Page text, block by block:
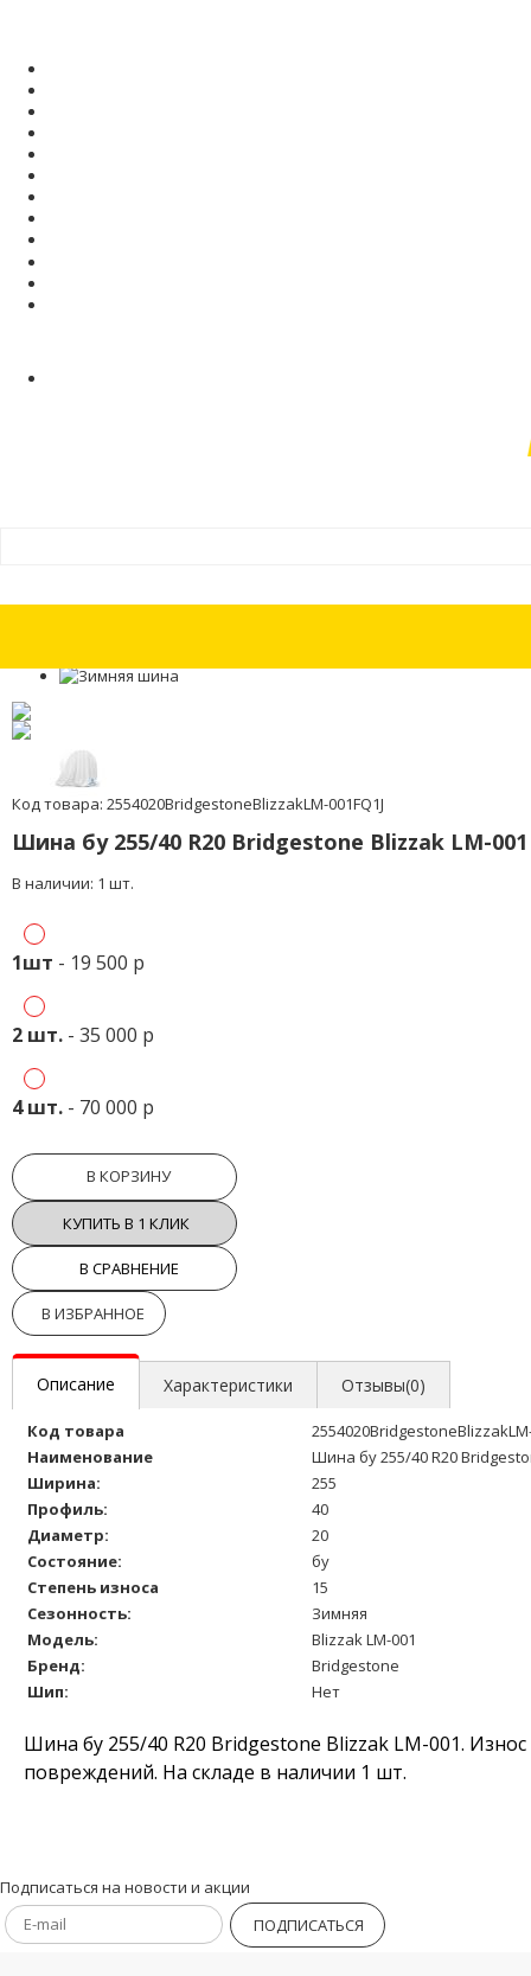
Код товара: 2554020BridgestoneBlizzakLM-001FQ1J
Шина бу 255/40 R20 Bridgestone Blizzak LM-
В наличии: 1 шт.
1шт - 19 500 р
2 шт. - 35 000 р
4 шт. - 70 000 р
В КОРЗИНУ
КУПИТЬ В 1 КЛИК
В СРАВНЕНИЕ
В ИЗБРАННОЕ
Описание Характеристики Отзывы(0)
Код товара
Наименование
Шина бу 255/40 R20
Ширина:
255
Профиль:
40
Диаметр:
20
Состояние:
бу
Степень износа
15
Сезонность:
Зимняя
Модель:
Blizzak LM-001
Бренд:
Bridgestone
Шип:
Нет
Шина бу 255/40 R20 Bridgestone Blizzak LM-001.
повреждений. На складе в наличии 1 шт.
Подписаться на новости и акции
ПОДПИСАТЬСЯ